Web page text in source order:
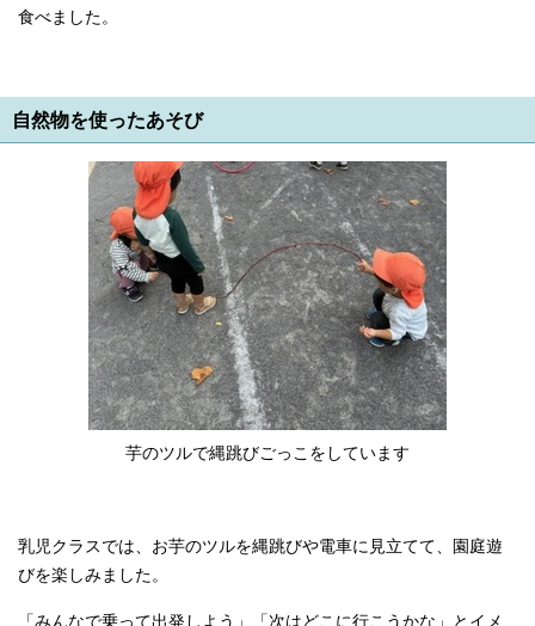
食べました。
自然物を使ったあそび
芋のツルで縄跳びごっこをしています
乳児クラスでは、お芋のツルを縄跳びや電車に見立てて、園庭遊
びを楽しみました。
「みんなで乗って出発しよう」「次はどこに行こうかな」とイメ